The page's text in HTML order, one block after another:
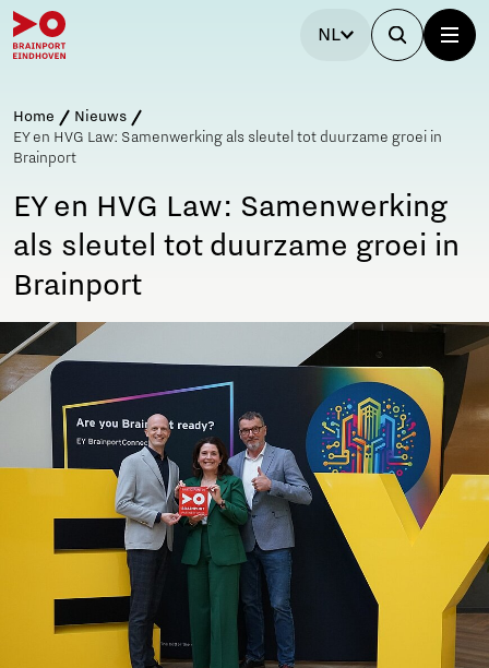
NL
Home
Nieuws
EY en HVG Law: Samenwerking als sleutel tot duurzame groei in
Brainport
EY en HVG Law: Samenwerking
als sleutel tot duurzame groei in
Brainport